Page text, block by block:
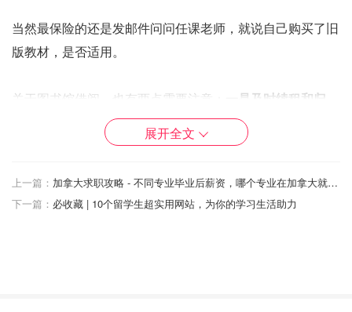
当然最保险的还是发邮件问问任课老师，就说自己购买了旧
版教材，是否适用。
关于图书馆借阅，也有两点需要注意：
一是及时续租和归
还，二是切勿勾画，要尽量保持书本原样，以免最后被罚
展开全文
上一篇：
加拿大求职攻略 - 不同专业毕业后薪资，哪个专业在加拿大就业率高
下一篇： 必收藏 | 10个留学生超实用网站，为你的学习生活助力